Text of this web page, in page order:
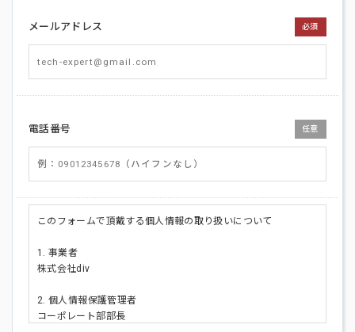
メールアドレス 必須
電話番号 任意
このフォームで頂戴する個人情報の取り扱いについて
1. 事業者
株式会社div
2. 個人情報保護管理者
コーポレート部部長